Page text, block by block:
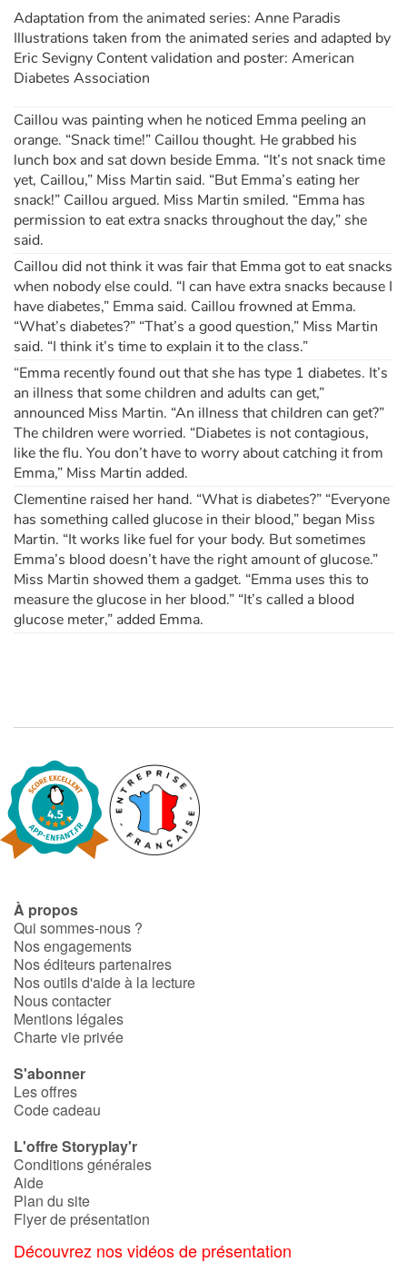
Adaptation from the animated series: Anne Paradis
Illustrations taken from the animated series and adapted by
Eric Sevigny Content validation and poster: American
Diabetes Association
Caillou was painting when he noticed Emma peeling an
orange. “Snack time!” Caillou thought. He grabbed his
lunch box and sat down beside Emma. “It’s not snack time
yet, Caillou,” Miss Martin said. “But Emma’s eating her
snack!” Caillou argued. Miss Martin smiled. “Emma has
permission to eat extra snacks throughout the day,” she
said.
Caillou did not think it was fair that Emma got to eat snacks
when nobody else could. “I can have extra snacks because I
have diabetes,” Emma said. Caillou frowned at Emma.
“What’s diabetes?” “That’s a good question,” Miss Martin
said. “I think it’s time to explain it to the class.”
“Emma recently found out that she has type 1 diabetes. It’s
an illness that some children and adults can get,”
announced Miss Martin. “An illness that children can get?”
The children were worried. “Diabetes is not contagious,
like the flu. You don’t have to worry about catching it from
Emma,” Miss Martin added.
Clementine raised her hand. “What is diabetes?” “Everyone
has something called glucose in their blood,” began Miss
Martin. “It works like fuel for your body. But sometimes
Emma’s blood doesn’t have the right amount of glucose.”
Miss Martin showed them a gadget. “Emma uses this to
measure the glucose in her blood.” “It’s called a blood
glucose meter,” added Emma.
À propos
Qui sommes-nous ?
Nos engagements
Nos éditeurs partenaires
Nos outils d'aide à la lecture
Nous contacter
Mentions légales
Charte vie privée
S'abonner
Les offres
Code cadeau
L'offre Storyplay'r
Conditions générales
Aide
Plan du site
Flyer de présentation
Découvrez nos vidéos de présentation